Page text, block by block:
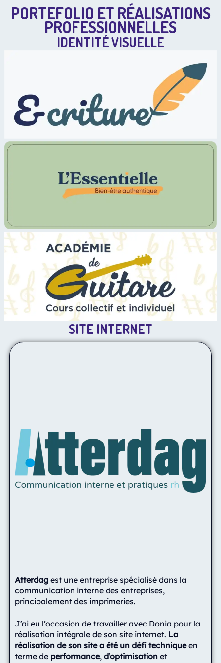
PORTEFOLIO ET RÉALISATIONS
PROFESSIONNELLES
IDENTITÉ VISUELLE
SITE INTERNET
Atterdagest une entreprise spécialisé dans la
communication interne des entreprises,
principalement des imprimeries.
J’ai eu l’occasion de travailler avec Donia pour la
réalisation intégrale de son site internet. La
réalisation de son site a été un défi techniqueen
terme de performance, d’optimisation et